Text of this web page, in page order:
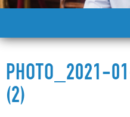
MA CANDIDATURE 2024
PHOTO_2021-
(2)